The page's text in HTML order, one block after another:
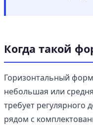
Когда такой
Горизонтальный
небольшая или
требует регулярного
рядом с